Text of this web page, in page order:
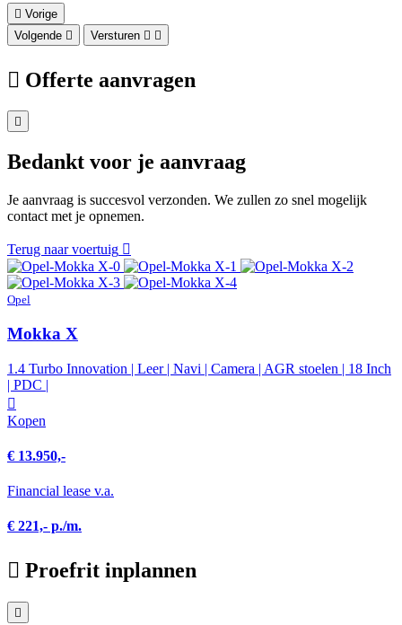
Vorige
Volgende
Versturen
Offerte aanvragen
Bedankt voor je aanvraag
Je aanvraag is succesvol verzonden. We zullen zo snel mogelijk
contact met je opnemen.
Terug naar voertuig
Opel
Mokka X
1.4 Turbo Innovation | Leer | Navi | Camera | AGR stoelen | 18 Inch
| PDC |
Kopen
€ 13.950,-
Financial lease v.a.
€ 221,- p./m.
Proefrit inplannen